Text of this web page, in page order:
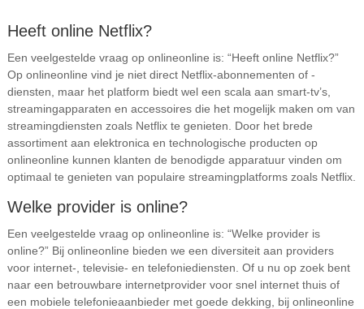
Heeft online Netflix?
Een veelgestelde vraag op onlineonline is: “Heeft online Netflix?”
Op onlineonline vind je niet direct Netflix-abonnementen of -
diensten, maar het platform biedt wel een scala aan smart-tv’s,
streamingapparaten en accessoires die het mogelijk maken om van
streamingdiensten zoals Netflix te genieten. Door het brede
assortiment aan elektronica en technologische producten op
onlineonline kunnen klanten de benodigde apparatuur vinden om
optimaal te genieten van populaire streamingplatforms zoals Netflix.
Welke provider is online?
Een veelgestelde vraag op onlineonline is: “Welke provider is
online?” Bij onlineonline bieden we een diversiteit aan providers
voor internet-, televisie- en telefoniediensten. Of u nu op zoek bent
naar een betrouwbare internetprovider voor snel internet thuis of
een mobiele telefonieaanbieder met goede dekking, bij onlineonline